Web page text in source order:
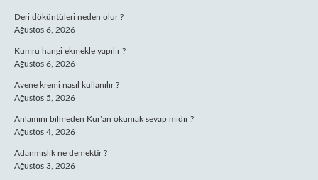
Deri döküntüleri neden olur ?
Ağustos 6, 2026
Kumru hangi ekmekle yapılır ?
Ağustos 6, 2026
Avene kremi nasıl kullanılır ?
Ağustos 5, 2026
Anlamını bilmeden Kur’an okumak sevap mıdır ?
Ağustos 4, 2026
Adanmışlık ne demektir ?
Ağustos 3, 2026